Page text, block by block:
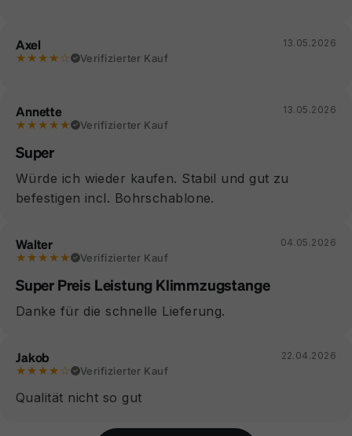
Axel
★★★★☆ Verifizierter Kauf
13.05.2026
Annette
★★★★★ Verifizierter Kauf
13.05.2026
Super
Würde ich wieder kaufen. Stabil und gut zu
befestigen incl. Bohrschablone.
Walter
★★★★★ Verifizierter Kauf
04.05.2026
Super Preis Leistung Klimmzugstange
Danke für die schnelle Lieferung.
Jakob
★★★★☆ Verifizierter Kauf
22.04.2026
Qualität nicht so gut